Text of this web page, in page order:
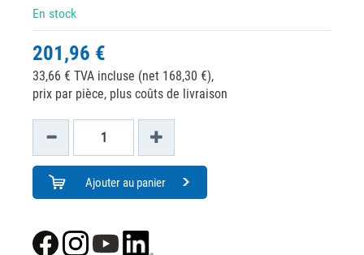
En stock
201,96 €
33,66 € TVA incluse (net 168,30 €),
prix par pièce, plus coûts de livraison
Ajouter au panier